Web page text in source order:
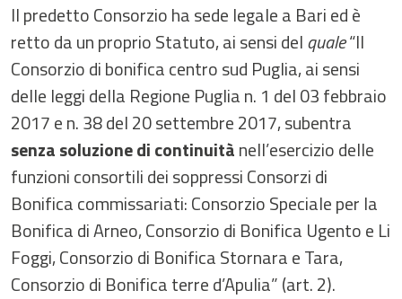
Il predetto Consorzio ha sede legale a Bari ed è
retto da un proprio Statuto, ai sensi delquale“Il
Consorzio di bonifica centro sud Puglia, ai sensi
delle leggi della Regione Puglia n. 1 del 03 febbraio
2017 e n. 38 del 20 settembre 2017, subentra
senza soluzione di continuitànell’esercizio delle
funzioni consortili dei soppressi Consorzi di
Bonifica commissariati: Consorzio Speciale per la
Bonifica di Arneo, Consorzio di Bonifica Ugento e Li
Foggi, Consorzio di Bonifica Stornara e Tara,
Consorzio di Bonifica terre d’Apulia” (art. 2).